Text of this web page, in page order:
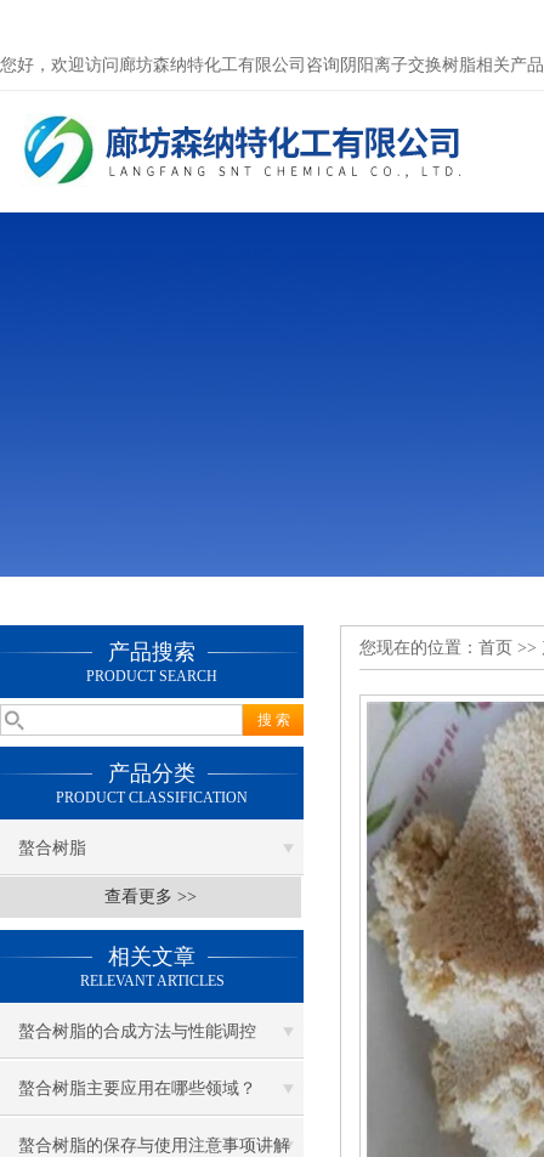
您好，欢迎访问廊坊森纳特化工有限公司咨询阴阳离子交换树脂相关产
产品搜索
PRODUCT SEARCH
产品分类
PRODUCT CLASSIFICATION
螯合树脂
查看更多 >>
相关文章
RELEVANT ARTICLES
螯合树脂的合成方法与性能调控
螯合树脂主要应用在哪些领域？
螯合树脂的保存与使用注意事项讲解
您现在的位置： 首页 >>